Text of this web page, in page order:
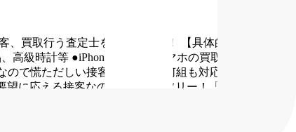
、買取行う査定士を募集します！
【具体的には】
高級時計等 ●iPhoneの修理、スマホの買取
ので慌ただしい接客、短時間で何組も対応が必要といっ
に応える接客なのでストレスフリー！「お客様の商品
」との嬉しい声がやりがいにも繋がります。